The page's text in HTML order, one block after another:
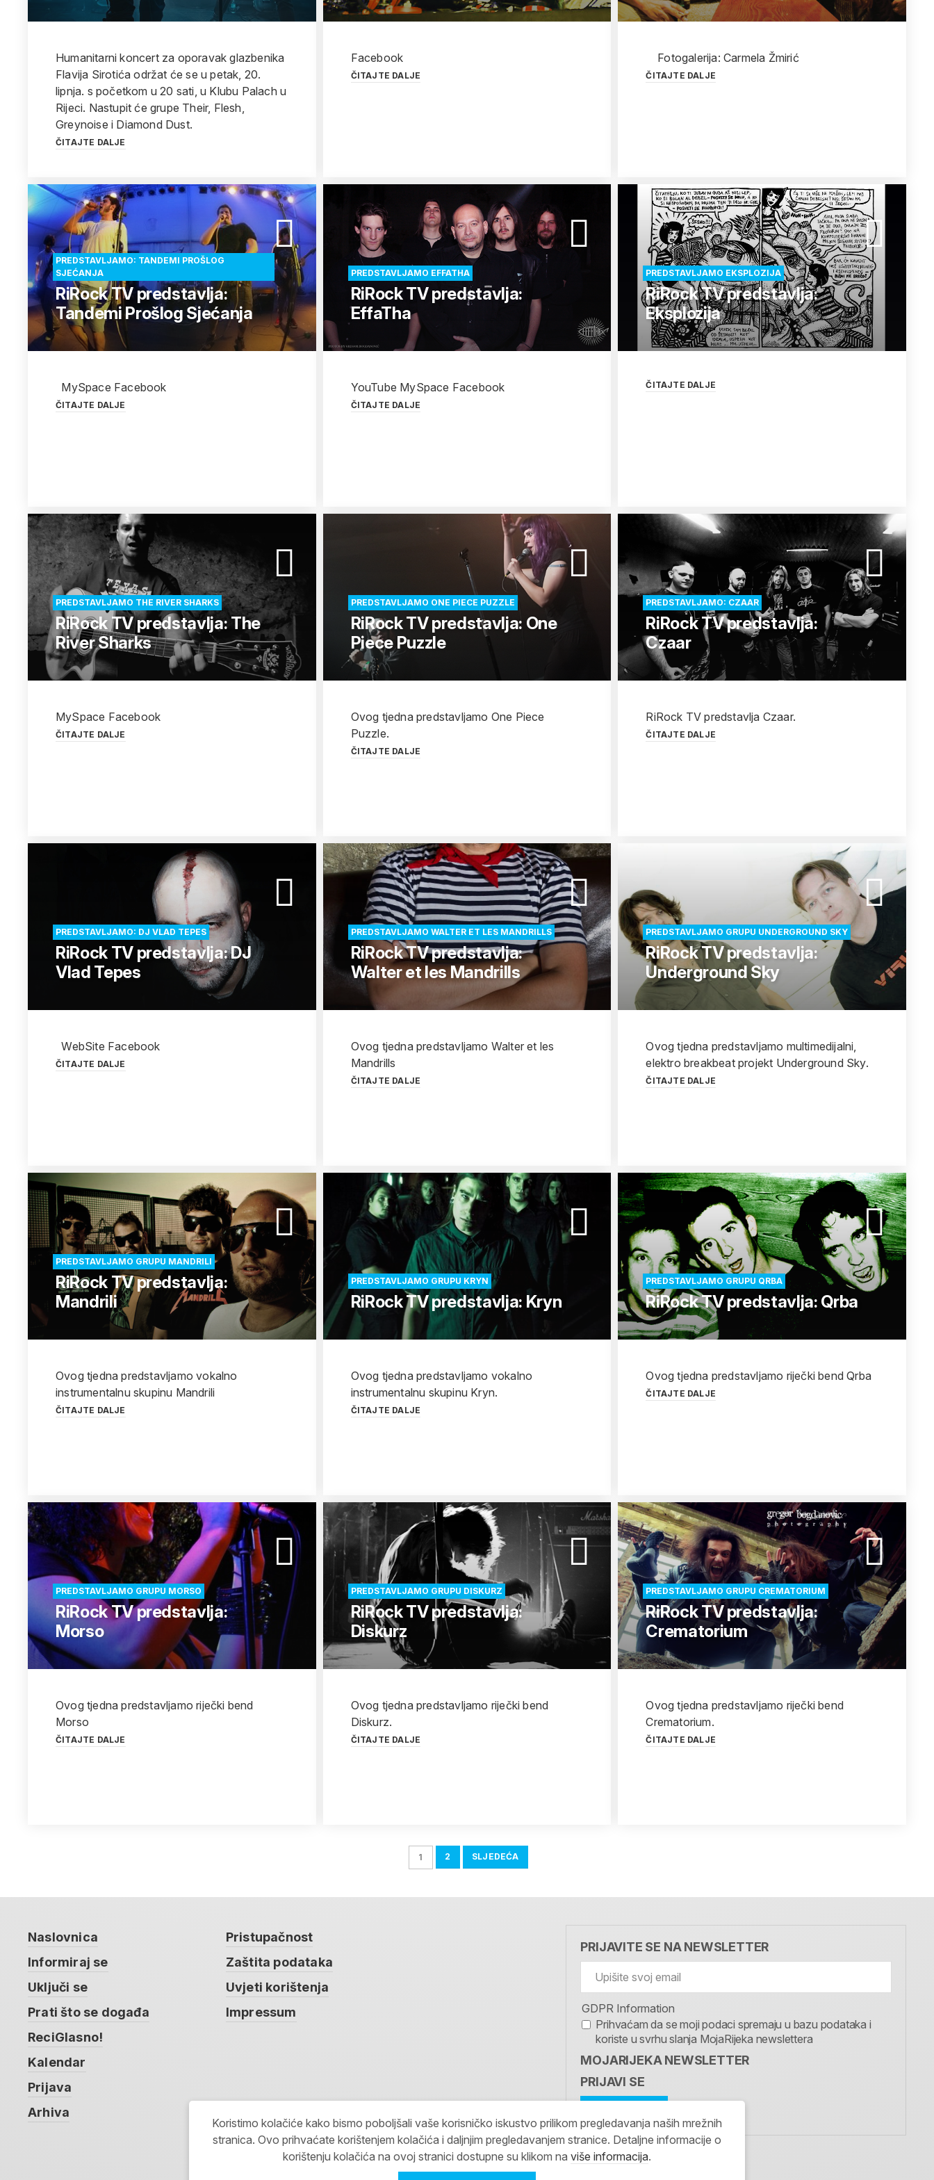
Humanitarni koncert za oporavak glazbenika
Flavija Sirotića održat će se u petak, 20.
lipnja. s početkom u 20 sati, u Klubu Palach u
Rijeci. Nastupit će grupe Their, Flesh,
Greynoise i Diamond Dust.
ČITAJTE DALJE
Facebook
ČITAJTE DALJE
Fotogalerija: Carmela Žmirić
ČITAJTE DALJE
PREDSTAVLJAMO: TANDEMI PROŠLOG
SJEĆANJA
RiRock TV predstavlja:
Tandemi Prošlog Sjećanja
MySpace Facebook
ČITAJTE DALJE
PREDSTAVLJAMO EFFATHA
RiRock TV predstavlja:
EffaTha
YouTube MySpace Facebook
ČITAJTE DALJE
PREDSTAVLJAMO EKSPLOZIJA
RiRock TV predstavlja:
Eksplozija
ČITAJTE DALJE
PREDSTAVLJAMO THE RIVER SHARKS
RiRock TV predstavlja: The
River Sharks
MySpace Facebook
ČITAJTE DALJE
PREDSTAVLJAMO ONE PIECE PUZZLE
RiRock TV predstavlja: One
Piece Puzzle
Ovog tjedna predstavljamo One Piece
Puzzle.
ČITAJTE DALJE
PREDSTAVLJAMO: CZAAR
RiRock TV predstavlja:
Czaar
RiRock TV predstavlja Czaar.
ČITAJTE DALJE
PREDSTAVLJAMO: DJ VLAD TEPES
RiRock TV predstavlja: DJ
Vlad Tepes
WebSite Facebook
ČITAJTE DALJE
PREDSTAVLJAMO WALTER ET LES MANDRILLS
RiRock TV predstavlja:
Walter et les Mandrills
Ovog tjedna predstavljamo Walter et les
Mandrills
ČITAJTE DALJE
PREDSTAVLJAMO GRUPU UNDERGROUND SKY
RiRock TV predstavlja:
Underground Sky
Ovog tjedna predstavljamo multimedijalni,
elektro breakbeat projekt Underground Sky.
ČITAJTE DALJE
PREDSTAVLJAMO GRUPU MANDRILI
RiRock TV predstavlja:
Mandrili
Ovog tjedna predstavljamo vokalno
instrumentalnu skupinu Mandrili
ČITAJTE DALJE
PREDSTAVLJAMO GRUPU KRYN
RiRock TV predstavlja: Kryn
Ovog tjedna predstavljamo vokalno
instrumentalnu skupinu Kryn.
ČITAJTE DALJE
PREDSTAVLJAMO GRUPU QRBA
RiRock TV predstavlja: Qrba
Ovog tjedna predstavljamo riječki bend Qrba
ČITAJTE DALJE
PREDSTAVLJAMO GRUPU MORSO
RiRock TV predstavlja:
Morso
Ovog tjedna predstavljamo riječki bend
Morso
ČITAJTE DALJE
PREDSTAVLJAMO GRUPU DISKURZ
RiRock TV predstavlja:
Diskurz
Ovog tjedna predstavljamo riječki bend
Diskurz.
ČITAJTE DALJE
PREDSTAVLJAMO GRUPU CREMATORIUM
RiRock TV predstavlja:
Crematorium
Ovog tjedna predstavljamo riječki bend
Crematorium.
ČITAJTE DALJE
1 2 SLJEDEĆA
Naslovnica
Informiraj se
Uključi se
Prati što se događa
ReciGlasno!
Kalendar
Prijava
Arhiva
Pristupačnost
Zaštita podataka
Uvjeti korištenja
Impressum
PRIJAVITE SE NA NEWSLETTER
GDPR Information
Prihvaćam da se moji podaci spremaju u bazu podataka i
koriste u svrhu slanja MojaRijeka newslettera
MOJARIJEKA NEWSLETTER
PRIJAVI SE
Koristimo kolačiće kako bismo poboljšali vaše korisničko iskustvo prilikom pregledavanja naših mrežnih
stranica. Ovo prihvaćate korištenjem kolačića i daljnjim pregledavanjem stranice. Detaljne informacije o
korištenju kolačića na ovoj stranici dostupne su klikom na više informacija.